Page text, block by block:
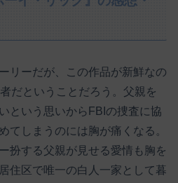
リーだが、この作品が新鮮なの
だということだろう。父親を
という思いからFBIの捜査に協
てしまうのには胸が痛くなる。
扮する父親が見せる愛情も胸を
住区で唯一の白人一家として暮